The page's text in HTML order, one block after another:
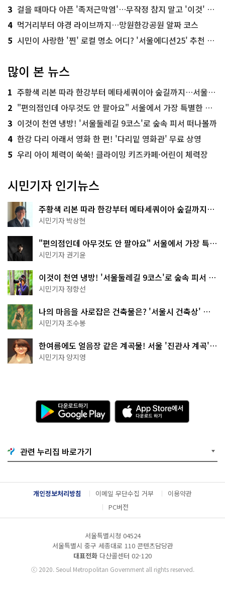
3 걸을 때마다 아픈 '족저근막염'…무작정 참지 말고 '이것' 해보세요!
4 먹거리부터 야경 라이브까지…망원한강공원 알짜 코스
5 시민이 사랑한 '찐' 로컬 명소 어디? '서울에디션25' 추천 코스
많이 본 뉴스
1 주황색 리본 따라 한강부터 메타세쿼이아 숲길까지…서울둘레길 15코스
2 "편의점인데 아무것도 안 팔아요" 서울에서 가장 특별한 편의점의 정체
3 이것이 천연 냉방! '서울둘레길 9코스'로 숲속 피서 떠나볼까
4 한강 다리 아래서 영화 한 편! '다리밑 영화관' 무료 상영
5 우리 아이 체력이 쑥쑥! 클라이밍 키즈카페·어린이 체력장
시민기자 인기뉴스
주황색 리본 따라 한강부터 메타세쿼이아 숲길까지…
서울둘레길 15코스
시민기자 박상현
"편의점인데 아무것도 안 팔아요" 서울에서 가장 특별
한 편의점의 정체
시민기자 권기윤
이것이 천연 냉방! '서울둘레길 9코스'로 숲속 피서 떠
나볼까
시민기자 정향선
나의 마음을 사로잡은 건축물은? '서울시 건축상' 수
상작 공개!
시민기자 조수봉
한여름에도 얼음장 같은 계곡물! 서울 '진관사 계곡'이
천국이네~
시민기자 양지영
다
운
로
기
G
o
g
l
e
A
p
p
e
서
다
운
관련 누리집 바로가기
개인정보처리방침 이메일 무단수집 거부
이용약관
PC버전
서울특별시청 04524
서울특별시 중구 세종대로 110 콘텐츠담당관
대표전화 다산콜센터 02-120
ⓒ2020. Seoul Metropolitan Government all rights reserved.